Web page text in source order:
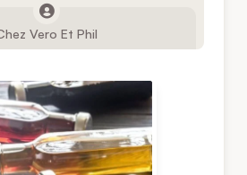
Vero Et Phil